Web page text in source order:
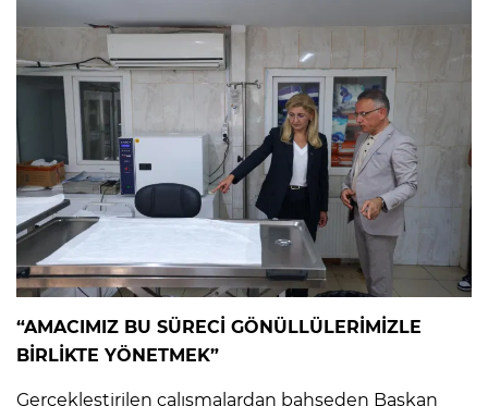
“AMACIMIZ BU SÜRECİ GÖNÜLLÜLERİMİZLE
BİRLİKTE YÖNETMEK”
Gerçekleştirilen çalışmalardan bahseden Başkan